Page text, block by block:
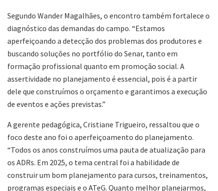
Segundo Wander Magalhães, o encontro também fortalece o
diagnóstico das demandas do campo. “Estamos
aperfeiçoando a detecção dos problemas dos produtores e
buscando soluções no portfólio do Senar, tanto em
formação profissional quanto em promoção social. A
assertividade no planejamento é essencial, pois é a partir
dele que construímos o orçamento e garantimos a execução
de eventos e ações previstas.”
A gerente pedagógica, Cristiane Trigueiro, ressaltou que o
foco deste ano foi o aperfeiçoamento do planejamento.
“Todos os anos construímos uma pauta de atualização para
os ADRs. Em 2025, o tema central foi a habilidade de
construir um bom planejamento para cursos, treinamentos,
programas especiais e o ATeG. Quanto melhor planejarmos,